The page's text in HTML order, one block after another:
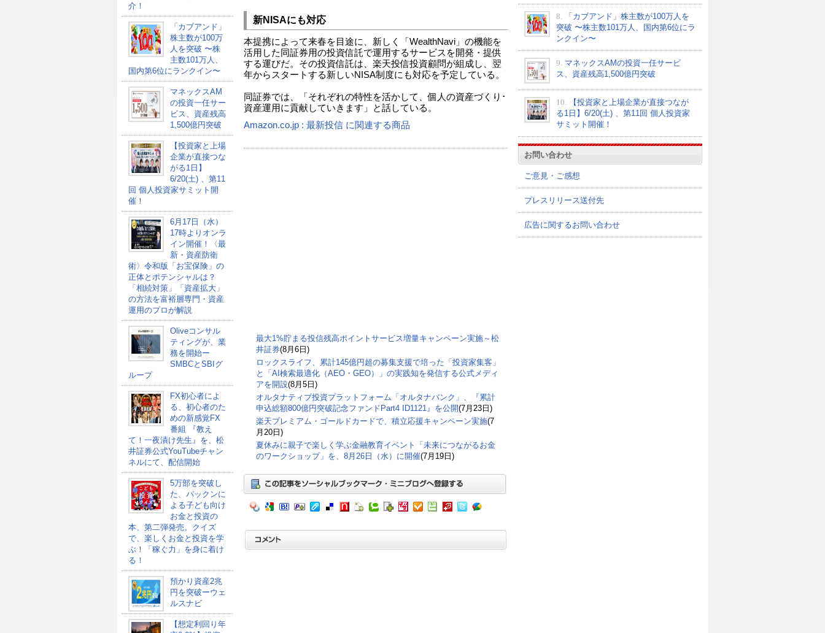
介！
「カブアンド」
株主数が100万
人を突破 〜株
主数101万人、
国内第6位にランクイン〜
マネックスAM
の投資一任サー
ビス、資産残高
1,500億円突破
【投資家と上場
企業が直接つな
がる1日】
6/20(土) 、第11
回 個人投資家サミット開
催！
6月17日（水）
17時よりオンラ
イン開催！〈最
新・資産防衛
術〉令和版「お宝保険」の
正体とポテンシャルは？
「相続対策」「資産拡大」
の方法を富裕層専門・資産
運用のプロが解説
Oliveコンサル
ティングが、業
務を開始ー
SMBCとSBIグ
ループ
FX初心者によ
る、初心者のた
めの新感覚FX
番組 『教え
て！一夜漬け先生』を、松
井証券公式YouTubeチャン
ネルにて、配信開始
5万部を突破し
た、パックンに
よる子ども向け
お金と投資の
本、第二弾発売。クイズ
で、楽しくお金と投資を学
ぶ！「稼ぐ力」を身に着け
る！
預かり資産2兆
円を突破ーウェ
ルスナビ
【想定利回り年
新NISAにも対応
本提携によって来春を目途に、新しく「WealthNavi」の機能を
活用した同証券用の投資信託で運用するサービスを開発・提供
する運びだ。その投資信託は、楽天投信投資顧問が組成し、翌
年からスタートする新しいNISA制度にも対応を予定している。
同証券では、「それぞれの特性を活かして、個人の資産づくり･
資産運用に貢献していきます」と話している。
Amazon.co.jp : 最新投信 に関連する商品
最大1%貯まる投信残高ポイントサービス増量キャンペーン実施～松
井証券(8月6日)
ロックスライフ、累計145億円超の募集支援で培った「投資家集客」
と「AI検索最適化（AEO・GEO）」の実践知を発信する公式メディ
アを開設(8月5日)
オルタナティブ投資プラットフォーム「オルタナバンク」、『累計
申込総額800億円突破記念ファンドPart4 ID1121』を公開(7月23日)
楽天プレミアム・ゴールドカードで、積立応援キャンペーン実施(7
月20日)
夏休みに親子で楽しく学ぶ金融教育イベント「未来につながるお金
のワークショップ」を、8月26日（水）に開催(7月19日)
8.
「カブアンド」株主数が100万人を
突破 〜株主数101万人、国内第6位にラ
ンクイン〜
9. マネックスAMの投資一任サービ
ス、資産残高1,500億円突破
10.
【投資家と上場企業が直接つなが
る1日】6/20(土) 、第11回 個人投資家
サミット開催！
お問い合わせ
ご意見・ご感想
プレスリリース送付先
広告に関するお問い合わせ